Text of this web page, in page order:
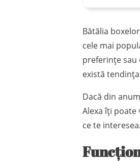
Bătălia
cele mai
preferințe sau
există
Dacă din
Alexa îți poate
ce te